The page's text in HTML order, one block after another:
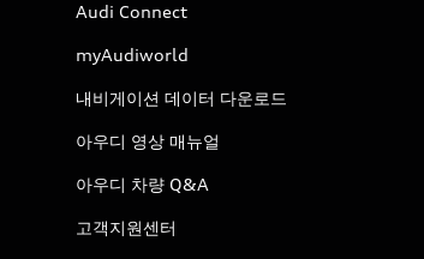
Audi Connect
myAudiworld
내비게이션 데이터 다운로드
아우디 영상 매뉴얼
아우디 차량 Q&A
고객지원센터